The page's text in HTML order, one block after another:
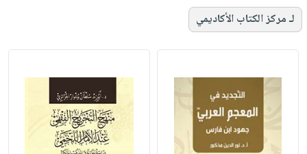
لـ مركز الكتاب الأكاديمي